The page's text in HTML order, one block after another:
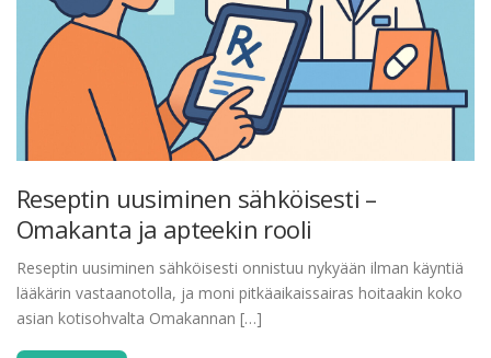
Reseptin uusiminen sähköisesti –
Omakanta ja apteekin rooli
Reseptin uusiminen sähköisesti onnistuu nykyään ilman käyntiä
lääkärin vastaanotolla, ja moni pitkäaikaissairas hoitaakin koko
asian kotisohvalta Omakannan […]